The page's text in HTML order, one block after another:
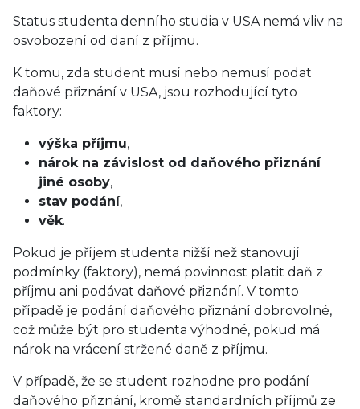
Status studenta denního studia v USA nemá vliv na
osvobození od daní z příjmu.
K tomu, zda student musí nebo nemusí podat
daňové přiznání v USA, jsou rozhodující tyto
faktory:
výška příjmu,
nárok na závislost od daňového přiznání
jiné osoby,
stav podání,
věk.
Pokud je příjem studenta nižší než stanovují
podmínky (faktory), nemá povinnost platit daň z
příjmu ani podávat daňové přiznání. V tomto
případě je podání daňového přiznání dobrovolné,
což může být pro studenta výhodné, pokud má
nárok na vrácení stržené daně z příjmu.
V případě, že se student rozhodne pro podání
daňového přiznání, kromě standardních příjmů ze